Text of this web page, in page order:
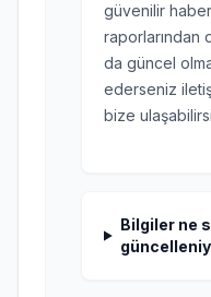
güvenilir
raporlarından
da güncel
ederseniz
bize
Bilgiler ne